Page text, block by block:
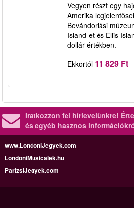
Vegyen részt egy
Amerika
Bevándorlási
Island-et és Ellis
dollár értékben.
Ekkortól 11 829 Ft
Iratkozzon fel hírlevelünkre!
és egyéb hasznos
www.LondoniJegyek.com
LondoniMusicalek.hu
ParizsiJegyek.com